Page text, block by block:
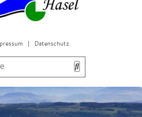
| Datenschutz
& Gemeinderat